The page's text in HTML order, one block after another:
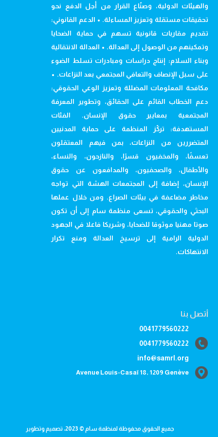
والهيئات الدولية، وصنّاع القرار من أجل الدفع نحو
تحقيقات مستقلة وتعزيز المساءلة. • الدعم القانوني:
تقديم مقاربات قانونية تسهم في حماية الضحايا
وتمكينهم من الوصول إلى العدالة. • العدالة الانتقالية
وبناء السلام: إنتاج دراسات ومبادرات تسلط الضوء
على سبل الإنصاف والتعافي المجتمعي بعد النزاعات. •
مكافحة المعلومات المضللة وتعزيز الوعي الحقوقي:
دعم الخطاب القائم على الحقائق، وتطوير المعرفة
المجتمعية بمعايير حقوق الإنسان. الفئات
المستهدفة: تركّز المنظمة على حماية المدنيين
المتضررين من النزاعات، بمن فيهم المعتقلون
تعسفًا، والمخفيون قسرًا، والنازحون، والنساء،
والأطفال، والصحفيون، والمدافعون عن حقوق
الإنسان، إضافة إلى المجتمعات الهشة التي تواجه
مخاطر مضاعفة في بيئات الصراع. ومن خلال عملها
البحثي والحقوقي، تسعى منظمة سام إلى أن تكون
صوتا مهنيا موثوقا للضحايا، وشريكا فاعلا في الجهود
الدولية الرامية إلى ترسيخ العدالة ومنع تكرار
الانتهاكات.
أتصل بنا
0041779560222
0041779560222
info@samrl.org
Avenue Louis-Casaï 18, 1209 Genève
جميع الحقوق محفوظة لمنظمة سام © 2023، تصميم وتطوير